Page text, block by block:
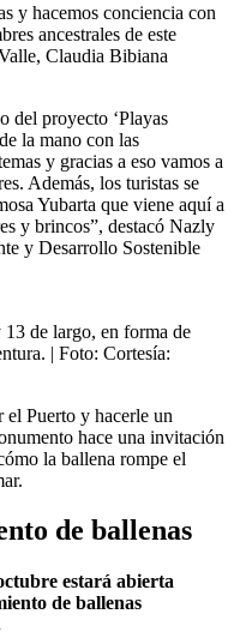
y hacemos conciencia con
ancestrales de este
Claudia Bibiana
del proyecto ‘Playas
la mano con las
y gracias a eso vamos a
Además, los turistas se
Yubarta que viene aquí a
y brincos”, destacó Nazly
y Desarrollo Sostenible
de largo, en forma de
| Foto: Cortesía:
el Puerto y hacerle un
hace una invitación
la ballena rompe el
de ballenas
estará abierta
de ballenas